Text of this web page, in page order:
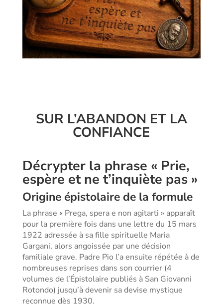
SUR L’ABANDON ET LA
CONFIANCE
Décrypter la phrase « Prie,
espère et ne t’inquiète pas »
Origine épistolaire de la formule
La phrase « Prega, spera e non agitarti » apparaît
pour la première fois dans une lettre du 15 mars
1922 adressée à sa fille spirituelle Maria
Gargani, alors angoissée par une décision
familiale grave. Padre Pio l’a ensuite répétée à de
nombreuses reprises dans son courrier (4
volumes de l’Épistolaire publiés à San Giovanni
Rotondo) jusqu’à devenir sa devise mystique
reconnue dès 1930.